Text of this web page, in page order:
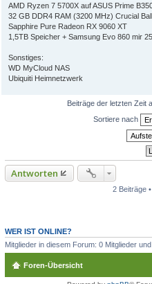
AMD Ryzen 7 5700X auf ASUS Prime
32 GB DDR4 RAM (3200 MHz) Crucial
Sapphire Pure Radeon RX 9060 XT
1,5TB Speicher + Samsung Evo 860 mir
Sonstiges:
WD MyCloud NAS
Ubiquiti Heimnetzwerk
Beiträge der letzten Zeit
Sortiere nach
Antworten
2 Beiträge
WER IST ONLINE?
Mitglieder in diesem Forum: 0 Mitglieder
Foren-Übersicht